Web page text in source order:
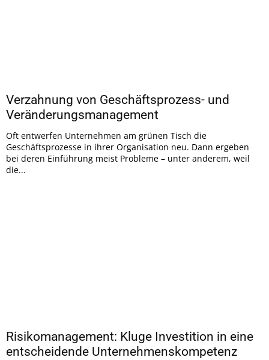
Verzahnung von Geschäftsprozess- und
Veränderungsmanagement
Oft entwerfen Unternehmen am grünen Tisch die
Geschäftsprozesse in ihrer Organisation neu. Dann ergeben
bei deren Einführung meist Probleme – unter anderem, weil
die...
Risikomanagement: Kluge Investition in eine
entscheidende Unternehmenskompetenz